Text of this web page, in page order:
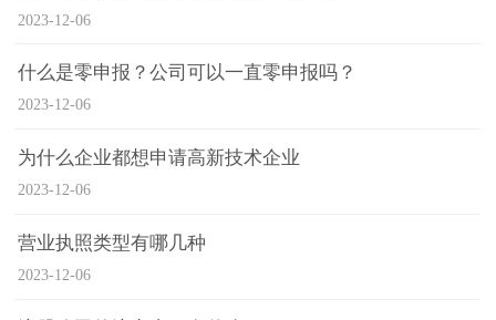
2023-12-06
什么是零申报？公司可以一直零申报吗？
2023-12-06
为什么企业都想申请高新技术企业
2023-12-06
营业执照类型有哪几种
2023-12-06